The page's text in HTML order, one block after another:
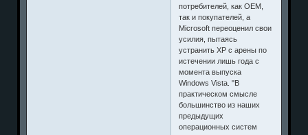
потребителей, как OEM,
так и покупателей, а
Microsoft переоценил свои
усилия, пытаясь
устранить XP с арены по
истечении лишь года с
момента выпуска
Windows Vista. "В
практическом смысле
большинство из наших
предыдущих
операционных систем